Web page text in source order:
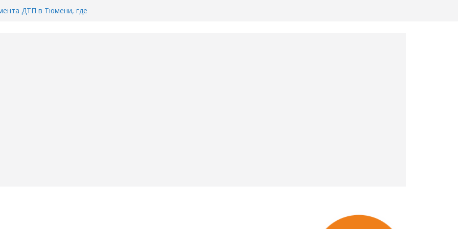
ДТП в Тюмени, где